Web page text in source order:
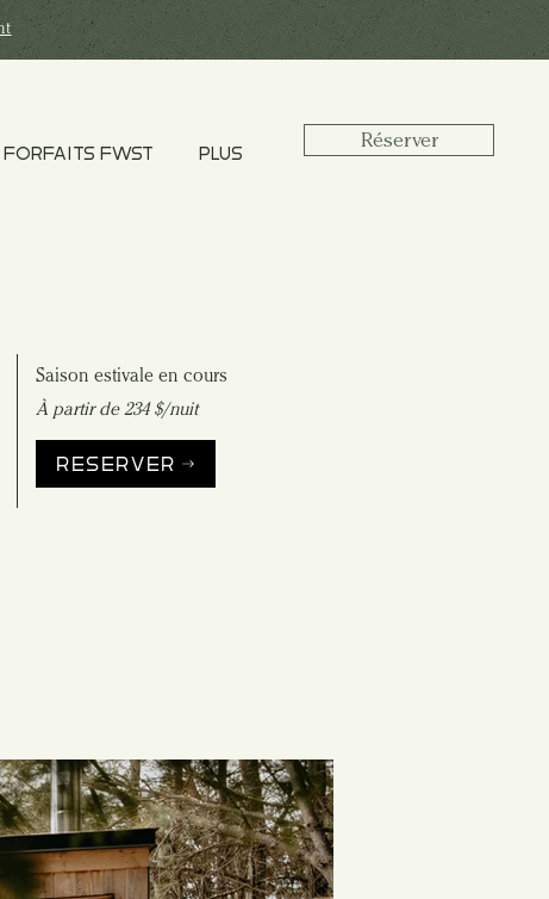
FORFAITS FWST PLUS
Réserver
Saison estivale en cours
À partir de 234 $/nuit
RÉSERVER